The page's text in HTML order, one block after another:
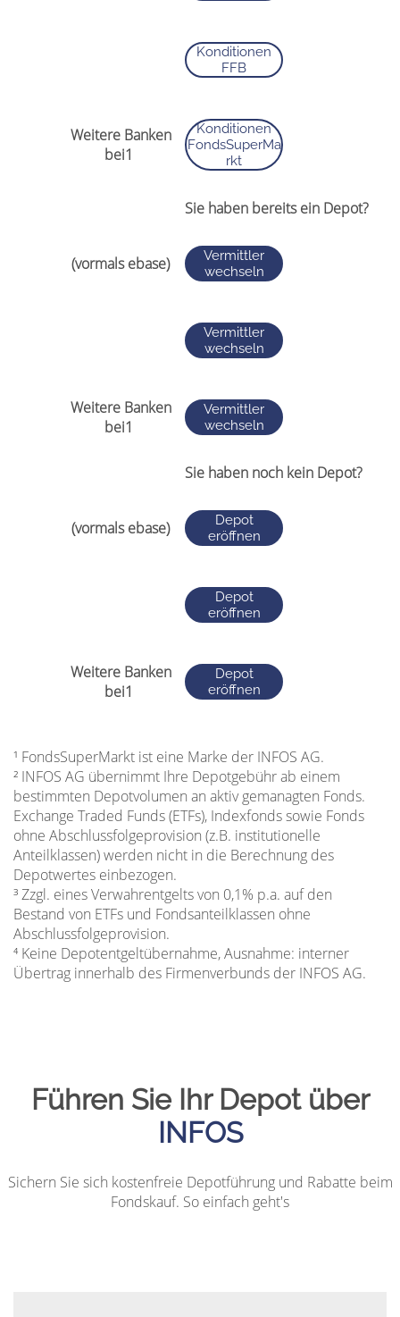
Konditionen
FFB
Konditionen
FondsSuperMa
rkt
Sie haben bereits ein Depot?
Vermittler
wechseln
Vermittler
wechseln
Vermittler
wechseln
Sie haben noch kein Depot?
Depot
eröffnen
Depot
eröffnen
Depot
eröffnen
¹ FondsSuperMarkt ist eine Marke der INFOS AG.
² INFOS AG übernimmt Ihre Depotgebühr ab einem
bestimmten Depotvolumen an aktiv gemanagten Fonds.
Exchange Traded Funds (ETFs), Indexfonds sowie Fonds
ohne Abschlussfolgeprovision (z.B. institutionelle
Anteilklassen) werden nicht in die Berechnung des
Depotwertes einbezogen.
³ Zzgl. eines Verwahrentgelts von 0,1% p.a. auf den
Bestand von ETFs und Fondsanteilklassen ohne
Abschlussfolgeprovision.
⁴ Keine Depotentgeltübernahme, Ausnahme: interner
Übertrag innerhalb des Firmenverbunds der INFOS AG.
Führen Sie Ihr Depot über
INFOS
Sichern Sie sich kostenfreie Depotführung und Rabatte beim
Fondskauf. So einfach geht's